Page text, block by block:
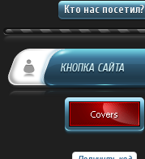
Кто нас посетил?
КНОПКА САЙТА